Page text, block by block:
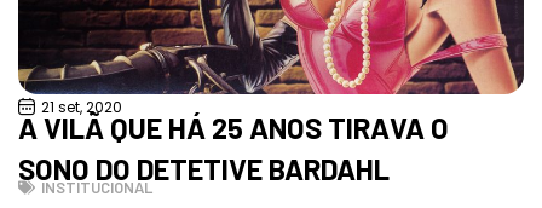
21 set, 2020
A VILÃ QUE HÁ 25 ANOS TIRAVA O
SONO DO DETETIVE BARDAHL
INSTITUCIONAL